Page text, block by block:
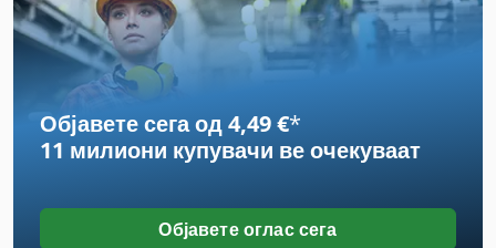
виљушки, погон на сите тркала, стандардна лопата,
Објавете сега од 4,49 €*
11 милиони купувачи ве очекуваат
Објавете оглас сега